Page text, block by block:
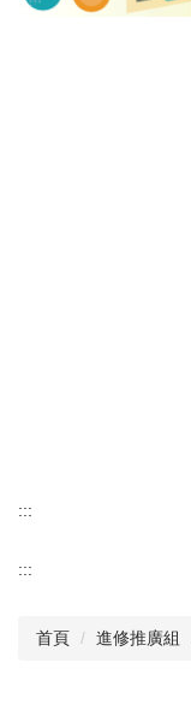
:::
:::
首頁 進修推廣組